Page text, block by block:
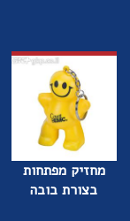
מחזיק מפתחות
בצורת בובה